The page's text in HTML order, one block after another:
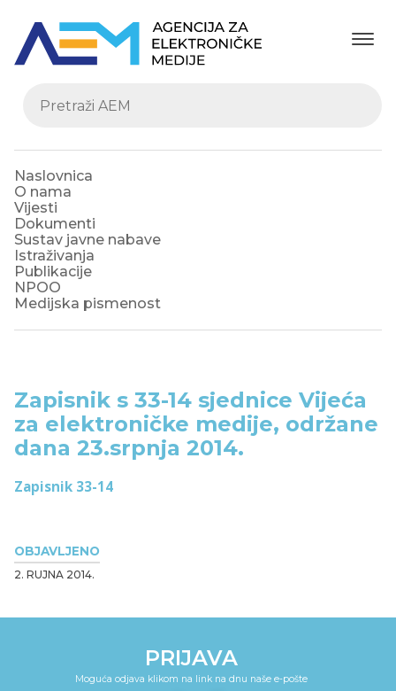
Naslovnica
O nama
Vijesti
Dokumenti
Sustav javne nabave
Istraživanja
Publikacije
NPOO
Medijska pismenost
OBJAVLJENO
2. RUJNA 2014.
Zapisnik s 33-14 sjednice Vijeća
za elektroničke medije, održane
dana 23.srpnja 2014.
Zapisnik 33-14
PRIJAVA
Moguća odjava klikom na link na dnu naše e-pošte